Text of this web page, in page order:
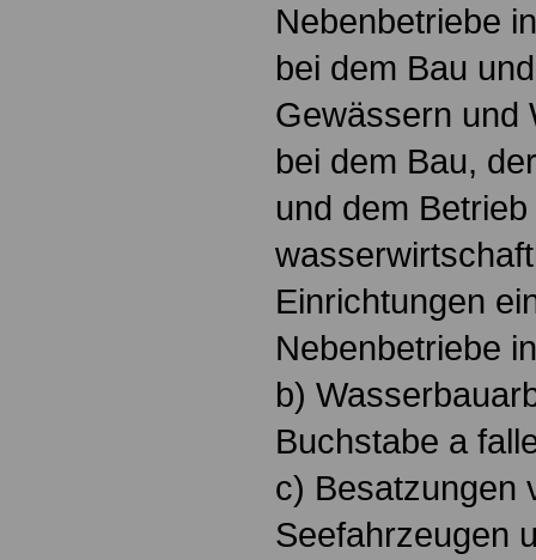
Nebenbetriebe
bei dem Bau
Gewässern und
bei dem Bau,
und dem
Einrichtungen
Nebenbetriebe
b)
Buchstabe a
c) Besatzungen
Seefahrzeugen